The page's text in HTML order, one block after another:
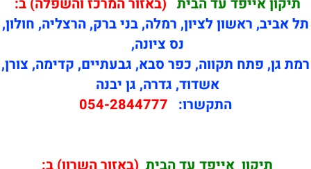
תל אביב, ראשון לציון, רמלה, בני ברק, הרצליה, חולון,
נס ציונה,
רמת גן, פתח תקווה, כפר סבא, גבעתיים, קדימה, צורן,
אשדוד, גדרה, גן יבנה
התקשרו: 054-2844777